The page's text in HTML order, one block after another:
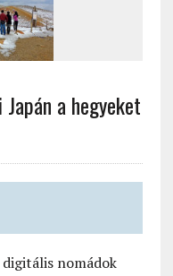
a hegyeket
nomádok